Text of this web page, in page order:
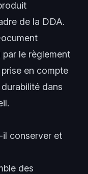
de la DDA.
le règlement
en compte
dans
il conserver et
des